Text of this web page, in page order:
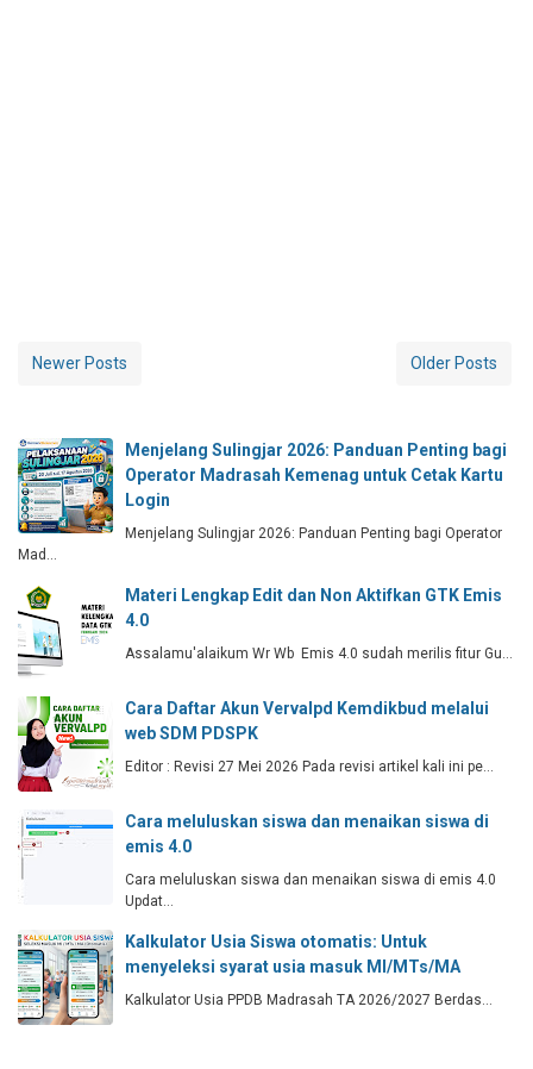
Newer Posts Older Posts
Menjelang Sulingjar 2026: Panduan Penting bagi
Operator Madrasah Kemenag untuk Cetak Kartu
Login
Menjelang Sulingjar 2026: Panduan Penting bagi Operator
Mad…
Materi Lengkap Edit dan Non Aktifkan GTK Emis
4.0
Assalamu'alaikum Wr Wb Emis 4.0 sudah merilis fitur Gu…
Cara Daftar Akun Vervalpd Kemdikbud melalui
web SDM PDSPK
Editor : Revisi 27 Mei 2026 Pada revisi artikel kali ini pe…
Cara meluluskan siswa dan menaikan siswa di
emis 4.0
Cara meluluskan siswa dan menaikan siswa di emis 4.0
Updat…
Kalkulator Usia Siswa otomatis: Untuk
menyeleksi syarat usia masuk MI/MTs/MA
Kalkulator Usia PPDB Madrasah TA 2026/2027 Berdas…